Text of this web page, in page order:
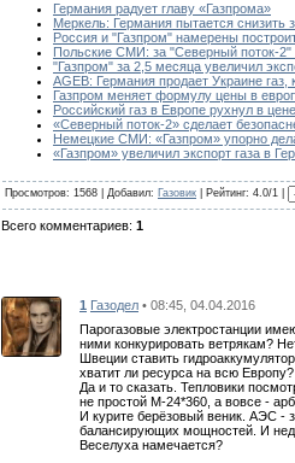
Германия радует главу «Газпрома»
Меркель: Германия пытается снизить
Россия и "Газпром" намерены
Польские СМИ: за "Северный поток-2"
"Газпром" за 2,5 месяца увеличил
AGEB: Германия продает Украине
Газпром меняет формулу цены в
Российский газ в Европе рухнул в
«Северный поток-2» сделает
Немецкие СМИ: «Газпром» упорно
«Газпром» увеличил экспорт газа в
Просмотров: 1568 | Добавил: Газовик | Рейтинг: 4.0/1 |
Всего комментариев: 1
1 Газодел • 08:45, 04.04.2016
Парогазовые электростанции
ними конкурировать ветрякам?
Швеции ставить
хватит ли ресурса на всю Европу?
Да и то сказать. Тепловики
не простой М-24*360, а вовсе -
И курите берёзовый веник. АЭС -
балансирующих мощностей. И
Веселуха намечается?